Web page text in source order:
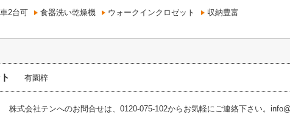
2台可 食器洗い乾燥機 ウォークインクロゼット 収納豊富
有園梓
株式会社テンへのお問合せは、0120-075-102からお気軽にご連絡下さい。